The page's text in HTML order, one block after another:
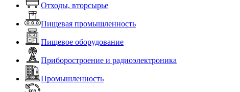
Отходы, вторсырье
Пищевая промышленность
Пищевое оборудование
Приборостроение и радиоэлектроника
Промышленность